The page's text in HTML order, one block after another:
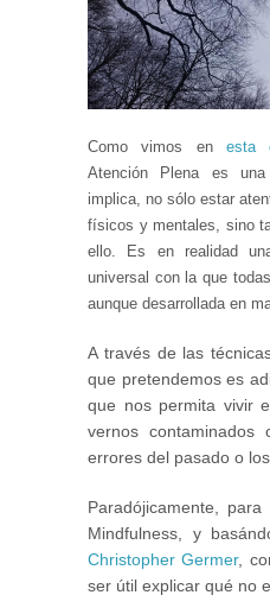
Como vimos enesta
Atención Plena es
implica, no sólo estar
físicos y mentales, sino
ello. Es en realidad
universal con la que
aunque desarrollada en
A través de las
que pretendemos es
que nos permita vivir
vernos contaminados
errores del pasado o
Paradójicamente,
Mindfulness, y
Christopher Germer,
ser útil explicar qué no